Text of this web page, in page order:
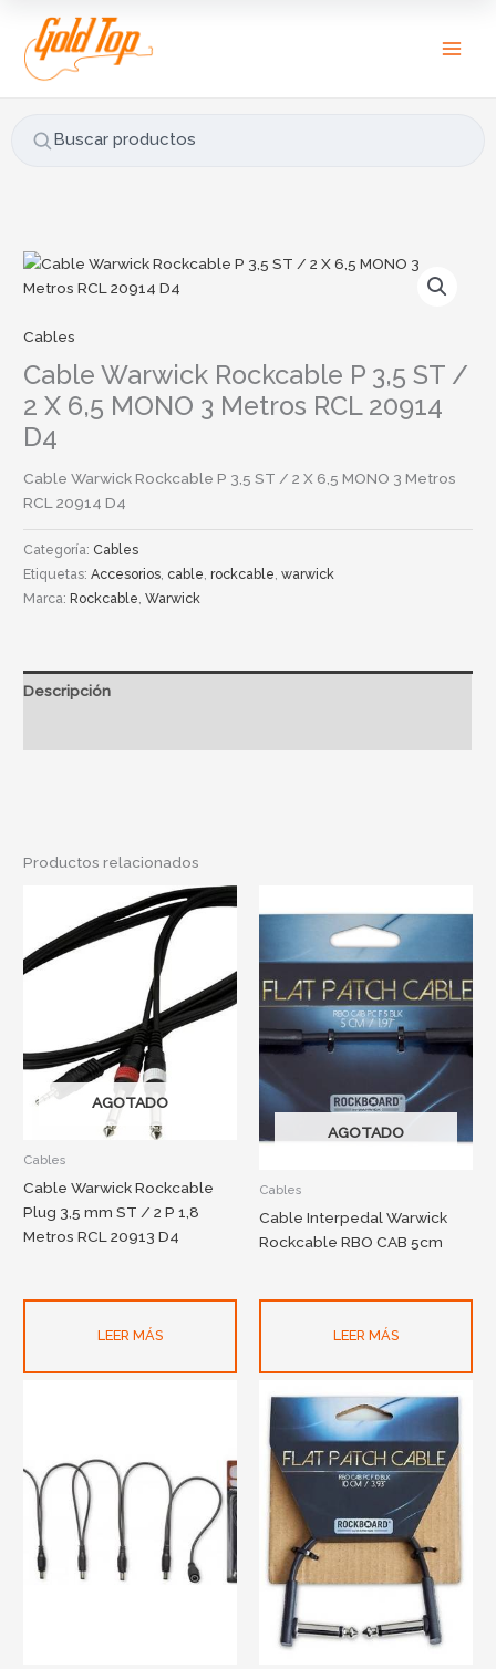
contenido
Buscar productos
u
s
r
:
Cables
Cable Warwick Rockcable P 3,5 ST /
2 X 6,5 MONO 3 Metros RCL 20914
D4
Cable Warwick Rockcable P 3,5 ST / 2 X 6,5 MONO 3 Metros
RCL 20914 D4
Categoría: Cables
Etiquetas:Accesorios cable ,rockcable ,warwick
Marca:Rockcable ,Warwick
Descripción
Productos relacionados
AGOTADO
Cables
Cable Warwick Rockcable
Plug 3,5 mm ST / 2 P 1,8
Metros RCL 20913 D4
LEER MÁS
AGOTADO
Cables
Cable Interpedal Warwick
Rockcable RBO CAB 5cm
LEER MÁS